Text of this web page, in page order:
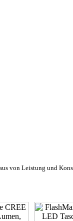
von Leistung und